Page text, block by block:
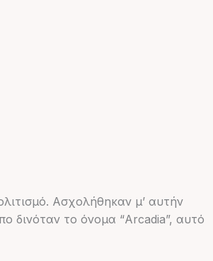
Ασχολήθηκαν μ’ αυτήν
δινόταν το όνομα “Arcadia”, αυτό